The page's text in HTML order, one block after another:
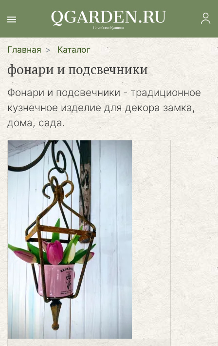
к
Главная Каталог
фонари и подсвечники
Фонари и подсвечники - традиционное
кузнечное изделие для декора замка,
дома, сада.